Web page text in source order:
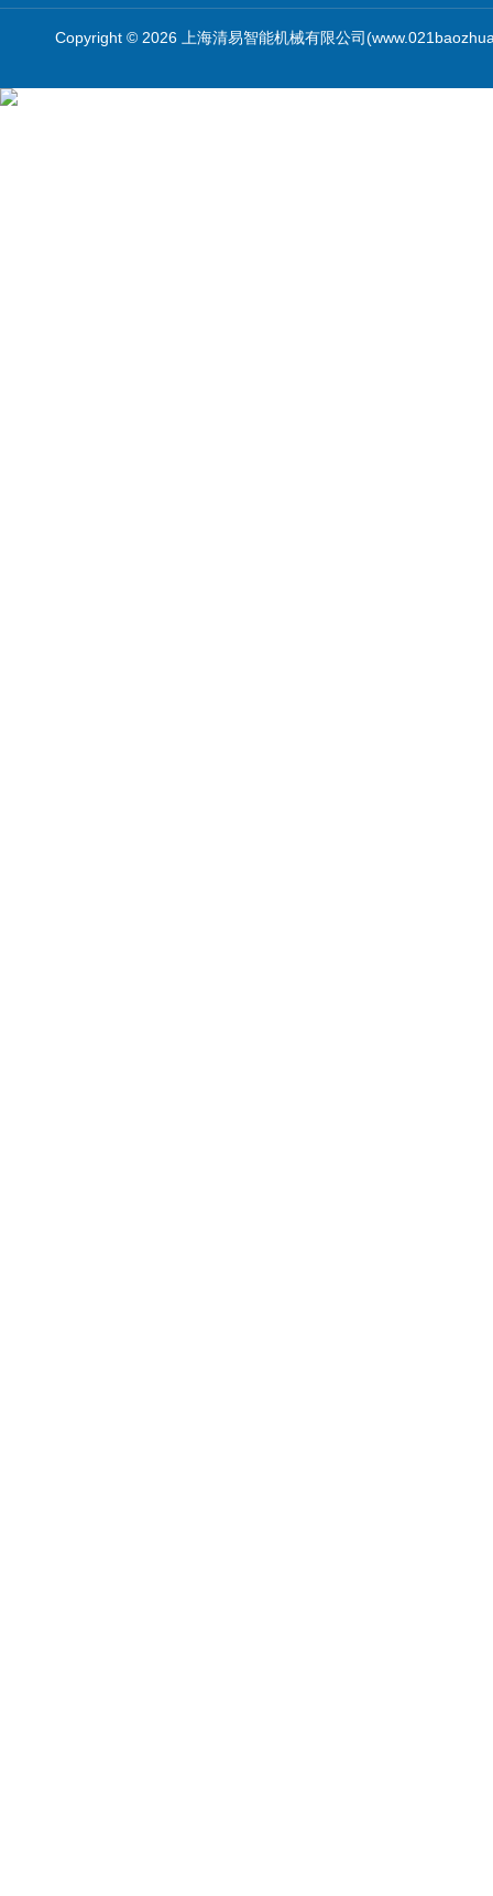
Copyright © 2026 上海清易智能机械有限公司